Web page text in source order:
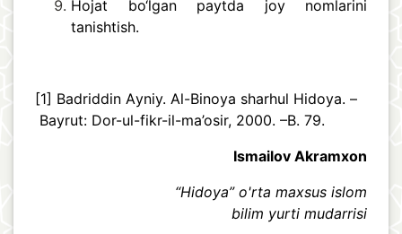
Hojat bo‘lgan paytda joy nomlarini
tanishtish.
[1] Badriddin Аyniy. Аl-Binoya sharhul Hidoya. –
Bayrut: Dor-ul-fikr-il-ma’osir, 2000. –B. 79.
Ismailov Akramxon
“Hidoya” o'rta maxsus islom
bilim yurti mudarrisi